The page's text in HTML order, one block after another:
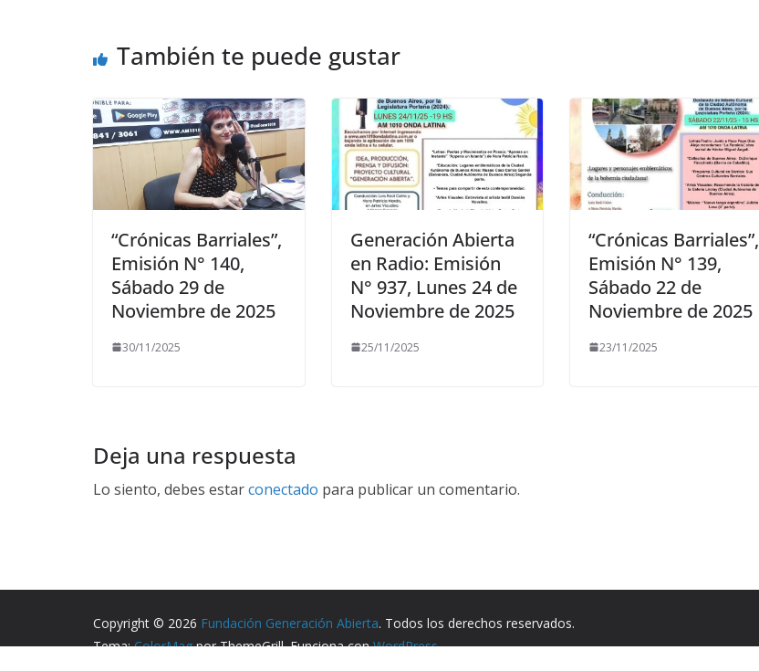
También te puede gustar
“Crónicas Barriales”,
Emisión N° 140,
Sábado 29 de
Noviembre de 2025
30/11/2025
Generación Abierta
en Radio: Emisión
N° 937, Lunes 24 de
Noviembre de 2025
25/11/2025
“Crónicas Barriales”,
Emisión N° 139,
Sábado 22 de
Noviembre de 2025
23/11/2025
Deja una respuesta
Lo siento, debes estarconectado para publicar un comentario.
Copyright © 2026 Fundación Generación Abierta. Todos los derechos reservados.
Tema:ColorMagpor ThemeGrill. Funciona conWordPress.